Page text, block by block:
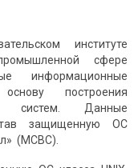
институте
сфере
информационные
построения
систем. Данные
защищенную ОС
(МСВС).